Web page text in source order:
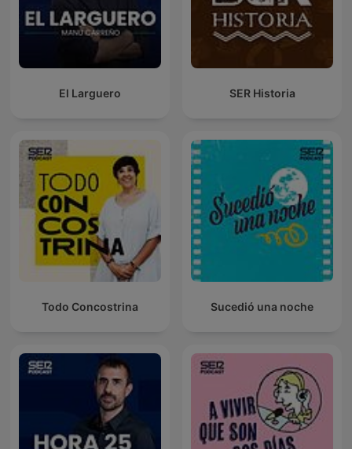
El Larguero SER Historia
Todo Concostrina Sucedió una noche